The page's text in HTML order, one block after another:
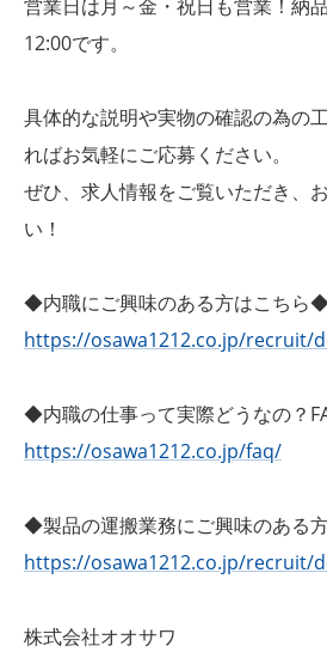
営業日は月～金・祝日も営業！納
12:00です。
具体的な説明や実物の確認の為の
ればお気軽にご応募ください。
ぜひ、求人情報をご覧いただき、
い！
◆内職にご興味のある方はこちら
https://osawa1212.co.jp/recruit/
◆内職の仕事って実際どうなの？
https://osawa1212.co.jp/faq/
◆製品の運搬業務にご興味のある
https://osawa1212.co.jp/recruit/
株式会社オオサワ